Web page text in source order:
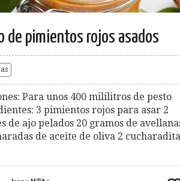
de pimientos rojos asados
Para unos 400 mililitros de pesto
3 pimientos rojos para asar 2
de ajo pelados 20 gramos de
de aceite de oliva 2